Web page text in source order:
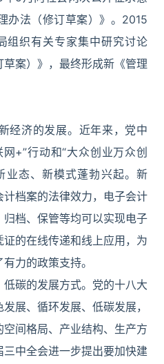
办法（修订草案）》。2015
组织有关专家集中研究讨论
草案）》，最终形成新《管理
经济的发展。近年来，党中
+”行动和“大众创业万众创
业态、新模式蓬勃兴起。新
计档案的法律效力，电子会计
档、保管等均可以实现电子
的在线传递和线上应用，为
力的政策支持。
碳的发展方式。党的十八大
展、循环发展、低碳发展，
间格局、产业结构、生产方
中全会进一步提出要加快建